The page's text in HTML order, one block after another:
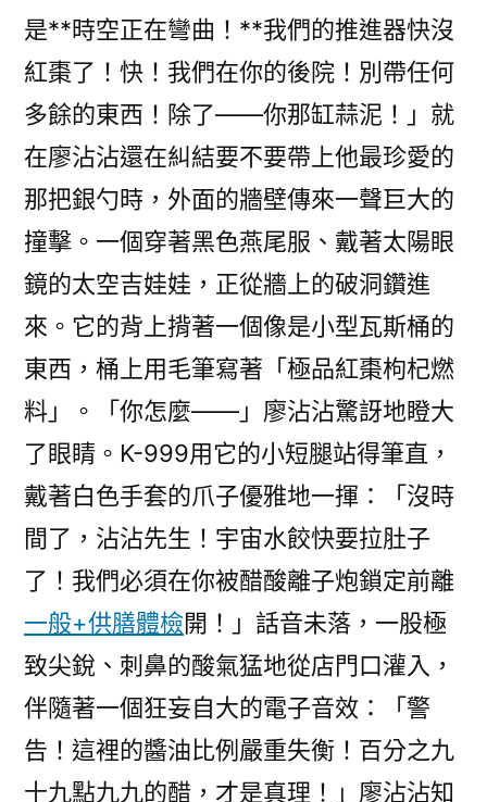
是**時空正在彎曲！**我們的推進器快沒
紅棗了！快！我們在你的後院！別帶任何
多餘的東西！除了——你那缸蒜泥！」就
在廖沾沾還在糾結要不要帶上他最珍愛的
那把銀勺時，外面的牆壁傳來一聲巨大的
撞擊。一個穿著黑色燕尾服、戴著太陽眼
鏡的太空吉娃娃，正從牆上的破洞鑽進
來。它的背上揹著一個像是小型瓦斯桶的
東西，桶上用毛筆寫著「極品紅棗枸杞燃
料」。「你怎麼——」廖沾沾驚訝地瞪大
了眼睛。K-999用它的小短腿站得筆直，
戴著白色手套的爪子優雅地一揮：「沒時
間了，沾沾先生！宇宙水餃快要拉肚子
了！我們必須在你被醋酸離子炮鎖定前離
一般+供膳體檢開！」話音未落，一股極
致尖銳、刺鼻的酸氣猛地從店門口灌入，
伴隨著一個狂妄自大的電子音效：「警
告！這裡的醬油比例嚴重失衡！百分之九
十九點九九的醋，才是真理！」廖沾沾知